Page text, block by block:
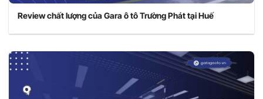
Review chất lượng của Gara ô tô Trường Phát tại Huế